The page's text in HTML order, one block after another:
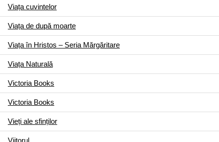
Viața cuvintelor
Viața de după moarte
Viața în Hristos – Seria Mărgăritare
Viața Naturală
Victoria Books
Victoria Books
Vieți ale sfinților